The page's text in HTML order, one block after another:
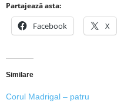
Partajează asta:
Facebook X
Similare
Corul Madrigal – patru